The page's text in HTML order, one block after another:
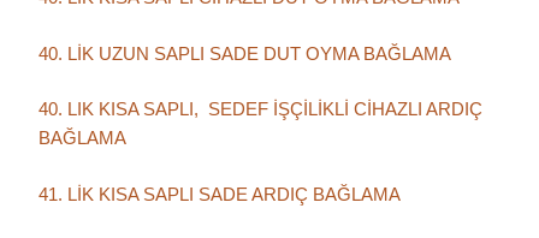
40. LİK UZUN SAPLI SADE DUT OYMA BAĞLAMA
40. LIK KISA SAPLI, SEDEF İŞÇİLİKLİ CİHAZLI ARDIÇ
BAĞLAMA
41. LİK KISA SAPLI SADE ARDIÇ BAĞLAMA